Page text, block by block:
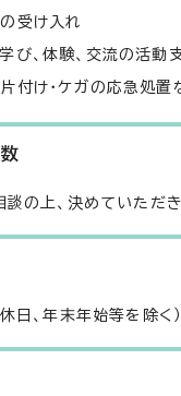
受け入れ
び、体験、交流の活動
付け・ケガの応急処置
の上、決めていただき
日、年末年始等を除く）